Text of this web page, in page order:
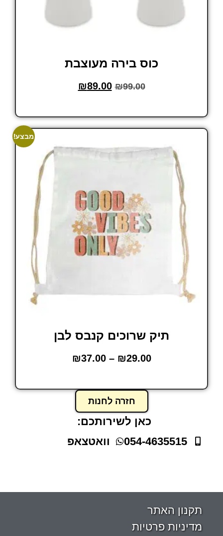
כוס בירה מעוצבת
₪99.00
₪89.00
מבצע!
תיק שרוכים קנבס לבן
₪29.00
–
₪37.00
חזרה לחנות
כאן לשירותכם:
054-4635515
וואטצאפ
תקנון האתר
מדיניות פרטיות